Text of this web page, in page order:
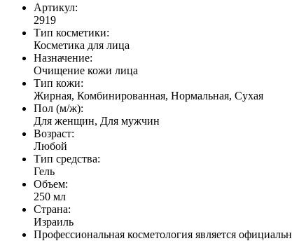
Артикул:
2919
Тип косметики:
Косметика для лица
Назначение:
Очищение кожи лица
Тип кожи:
Жирная, Комбинированная, Нормальная, Сухая
Пол (м/ж):
Для женщин, Для мужчин
Возраст:
Любой
Тип средства:
Гель
Объем:
250 мл
Страна:
Израиль
Профессиональная косметология является